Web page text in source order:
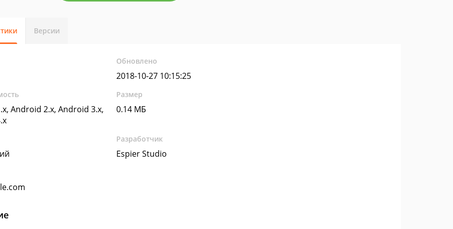
Версии
Обновлено
2018-10-27 10:15:25
Android 2.x, Android 3.x,
Размер
0.14 МБ
Разработчик
Espier Studio